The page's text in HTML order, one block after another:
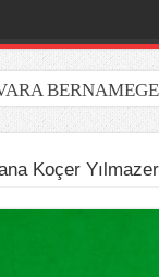
Koçer Yılmazer